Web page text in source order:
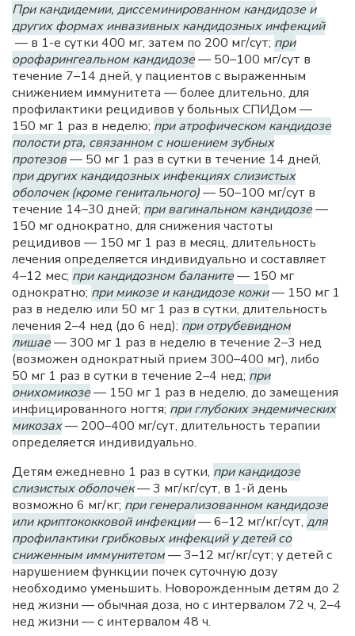
При кандидемии, диссеминированном кандидозе и
других формах инвазивных кандидозных инфекций
— в 1-е сутки 400 мг, затем по 200 мг/сут; при
орофарингеальном кандидозе— 50–100 мг/сут в
течение 7–14 дней, у пациентов с выраженным
снижением иммунитета — более длительно, для
профилактики рецидивов у больных СПИДом —
150 мг 1 раз в неделю; при атрофическом кандидозе
полости рта, связанном с ношением зубных
протезов— 50 мг 1 раз в сутки в течение 14 дней,
при других кандидозных инфекциях слизистых
оболочек (кроме генитального)— 50–100 мг/сут в
течение 14–30 дней; при вагинальном кандидозе—
150 мг однократно, для снижения частоты
рецидивов — 150 мг 1 раз в месяц, длительность
лечения определяется индивидуально и составляет
4–12 мес; при кандидозном баланите— 150 мг
однократно; при микозе и кандидозе кожи— 150 мг 1
раз в неделю или 50 мг 1 раз в сутки, длительность
лечения 2–4 нед (до 6 нед); при отрубевидном
лишае— 300 мг 1 раз в неделю в течение 2–3 нед
(возможен однократный прием 300–400 мг), либо
50 мг 1 раз в сутки в течение 2–4 нед; при
онихомикозе— 150 мг 1 раз в неделю, до замещения
инфицированного ногтя; при глубоких эндемических
микозах— 200–400 мг/сут, длительность терапии
определяется индивидуально.
Детям ежедневно 1 раз в сутки, при кандидозе
слизистых оболочек— 3 мг/кг/сут, в 1-й день
возможно 6 мг/кг; при генерализованном кандидозе
или криптококковой инфекции— 6–12 мг/кг/сут, для
профилактики грибковых инфекций у детей со
сниженным иммунитетом— 3–12 мг/кг/сут; у детей с
нарушением функции почек суточную дозу
необходимо уменьшить. Новорожденным детям до 2
нед жизни — обычная доза, но с интервалом 72 ч, 2–4
нед жизни — с интервалом 48 ч.